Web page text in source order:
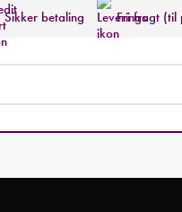
Sikker betaling Fri fragt (til